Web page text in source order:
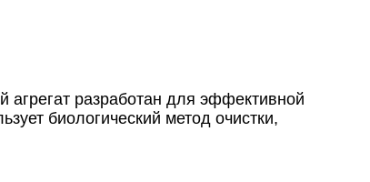
разработан для эффективной
биологический метод очистки,